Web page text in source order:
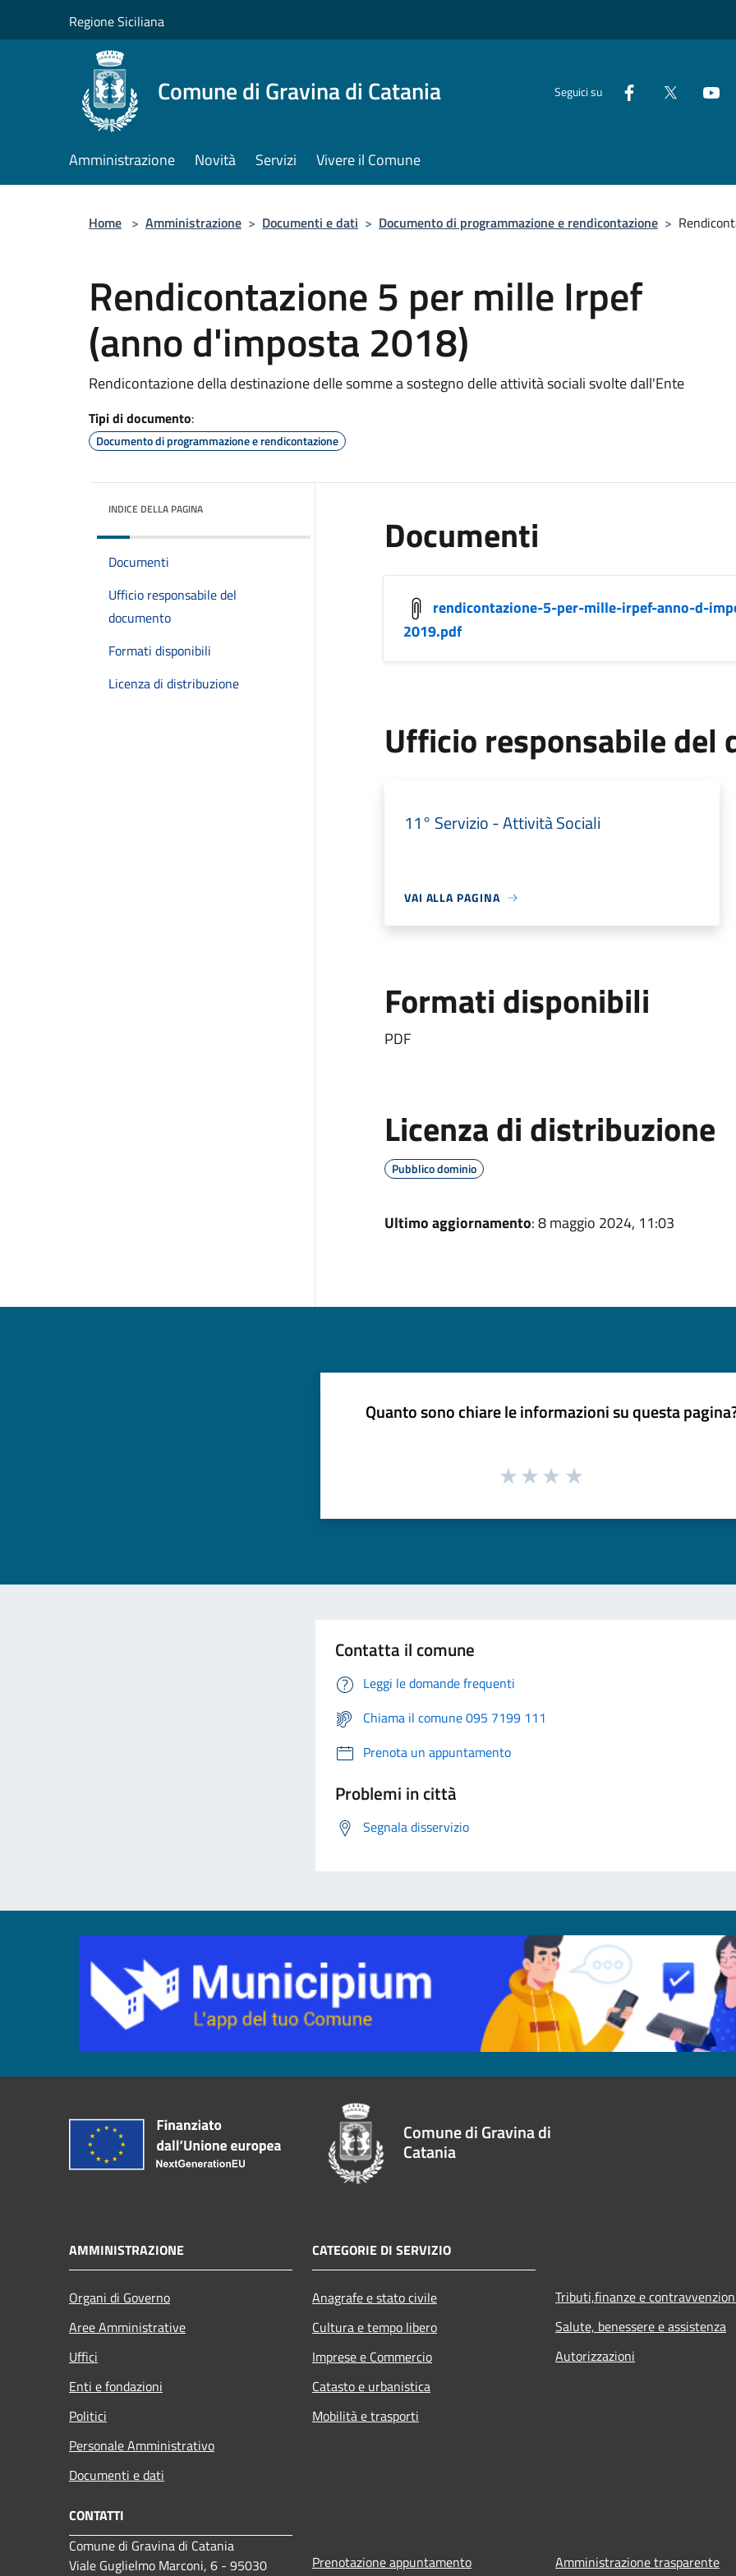
Regione Siciliana
Comune di Gravina di Catania Seguici su
Amministrazione Novità Servizi Vivere il Comune
Home > Amministrazione > Documenti e dati > Documento di programmazione e rendicontazione >
Rendicontazione 5 per mille Irpef
(anno d'imposta 2018)
Rendicontazione della destinazione delle somme a sostegno delle attività sociali svolte dall'Ente
Tipi di documento:
Documento di programmazione e rendicontazione
INDICE DELLA PAGINA
Documenti
Ufficio responsabile del
documento
Formati disponibili
Licenza di distribuzione
Documenti
rendicontazione-5-per-mille-irpef-anno-d-
2019.pdf
Ufficio responsabile del
11° Servizio - Attività Sociali
VAI ALLA PAGINA
Formati disponibili
PDF
Licenza di distribuzione
Pubblico dominio
Ultimo aggiornamento: 8 maggio 2024, 11:03
Quanto sono chiare le informazioni su questa
Contatta il comune
Leggi le domande frequenti
Chiama il comune 095 7199 111
Prenota un appuntamento
Problemi in città
Segnala disservizio
Comune di Gravina di
Catania
AMMINISTRAZIONE
Organi di Governo
Aree Amministrative
Uffici
Enti e fondazioni
Politici
Personale Amministrativo
Documenti e dati
CATEGORIE DI SERVIZIO
Anagrafe e stato civile
Cultura e tempo libero
Imprese e Commercio
Catasto e urbanistica
Mobilità e trasporti
Tributi,finanze e
Salute, benessere e assistenza
Autorizzazioni
CONTATTI
Comune di Gravina di Catania
Viale Guglielmo Marconi, 6 - 95030
Prenotazione appuntamento Amministrazione trasparente